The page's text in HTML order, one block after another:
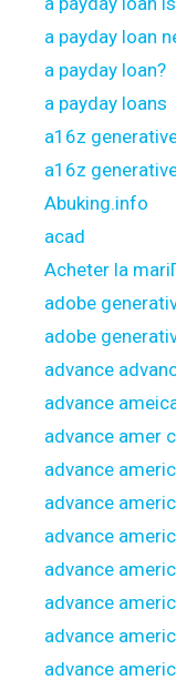
a payday loan
a payday loan?
a payday loans
a16z
a16z
Abuking.info
acad
Acheter la
adobe
adobe
advance
advance
advance amer
advance
advance
advance
advance
advance
advance
advance